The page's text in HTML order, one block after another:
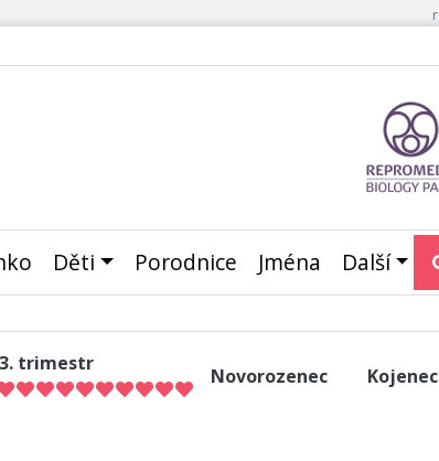
Děti Porodnice Jména Další
3. trimestr
Novorozenec Kojenec